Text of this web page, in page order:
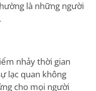
là những người
nhảy thời gian
lạc quan không
cho mọi người